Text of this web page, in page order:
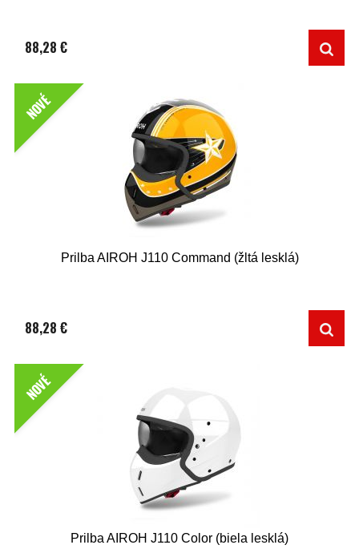
88,28 €
NOVÉ
Prilba AIROH J110 Command (žltá lesklá)
88,28 €
NOVÉ
Prilba AIROH J110 Color (biela lesklá)